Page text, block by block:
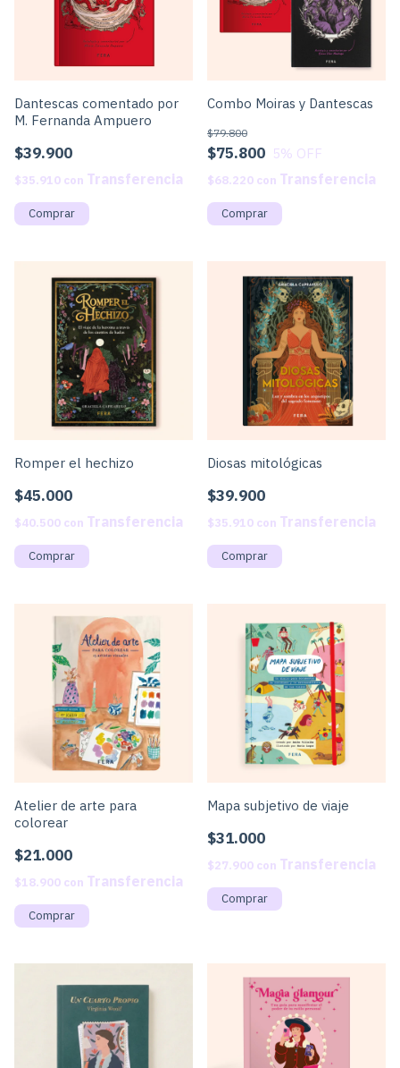
Dantescas comentado por
M. Fernanda Ampuero
$39.900
$35.910 con
Combo Moiras y Dantescas
$75.800
$79.800
5% OFF
$68.220 con
Romper el hechizo
$45.000
$40.500 con
Diosas mitológicas
$39.900
$35.910 con
Atelier de arte para
colorear
$21.000
$18.900 con
Mapa subjetivo de viaje
$31.000
$27.900 con